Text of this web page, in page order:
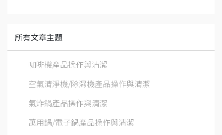
所有文章主題
咖啡機產品操作與清潔
空氣清淨機/除濕機產品操作與清潔
氣炸鍋產品操作與清潔
萬用鍋/電子鍋產品操作與清潔